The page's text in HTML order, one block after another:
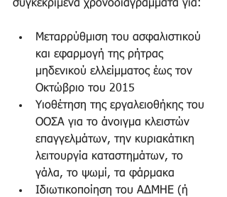
συγκεκριμένα χρονοδιαγράμματα για:
Μεταρρύθμιση του ασφαλιστικού
και εφαρμογή της ρήτρας
μηδενικού ελλείμματος έως τον
Οκτώβριο του 2015
Υιοθέτηση της εργαλειοθήκης του
ΟΟΣΑ για το άνοιγμα κλειστών
επαγγελμάτων, την κυριακάτικη
λειτουργία καταστημάτων, το
γάλα, το ψωμί, τα φάρμακα
Ιδιωτικοποίηση του ΑΔΜΗΕ (ή